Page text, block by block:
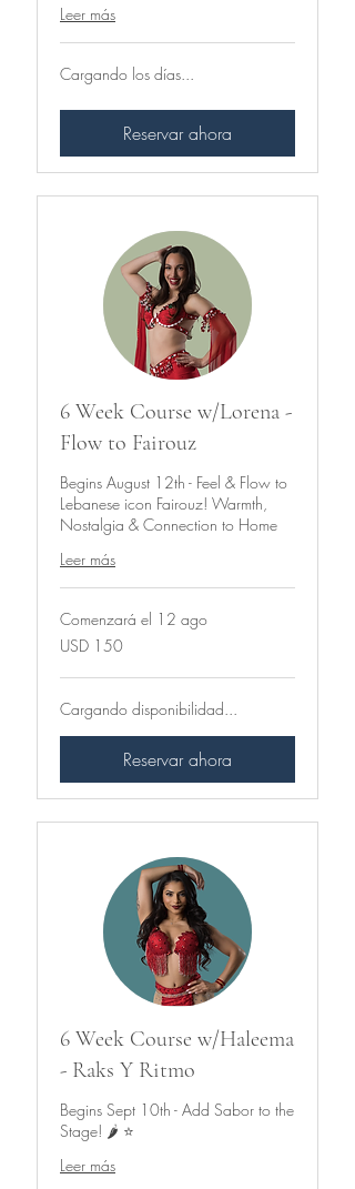
Leer más
Cargando los días...
Reservar ahora
6 Week Course w/Lorena -
Flow to Fairouz
Begins August 12th - Feel & Flow to
Lebanese icon Fairouz! Warmth,
Nostalgia & Connection to Home
Leer más
Comenzará el 12 ago
150
dólares
USD 150
Cargando disponibilidad...
Reservar ahora
6 Week Course w/Haleema
- Raks Y Ritmo
Begins Sept 10th - Add Sabor to the
Stage! 🌶️ ⭐
Leer más